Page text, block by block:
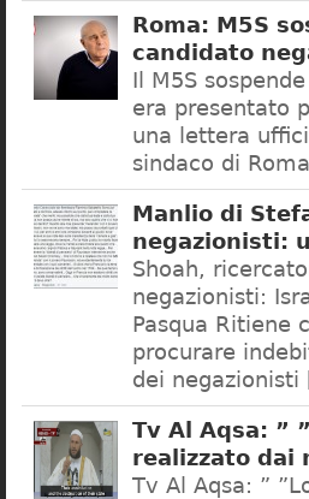
Roma: M5S
candidato
Il M5S
era presentato
una lettera
sindaco di
Manlio di
negazionisti:
Shoah,
negazionisti:
Pasqua Ritiene
procurare
dei
Tv Al Aqsa: ”
realizzato dai
Tv Al Aqsa: ”